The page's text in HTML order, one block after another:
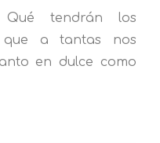
Qué tendrán los
que a tantas nos
en dulce como